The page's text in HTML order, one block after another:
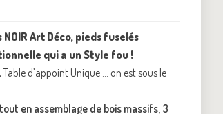
Art Déco, pieds fuselés
qui a un Style fou !
d’appoint Unique … on est sous le
en assemblage de bois massifs, 3